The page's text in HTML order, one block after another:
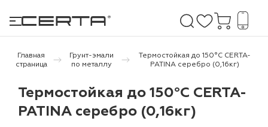
покрытия
и дачи
Главная
страница
Грунт-эмали
по металлу
Термостойкая до 150°С CERTA-
PATINA серебро (0,16кг)
Термостойкая до 150°С CERTA-
PATINA серебро (0,16кг)